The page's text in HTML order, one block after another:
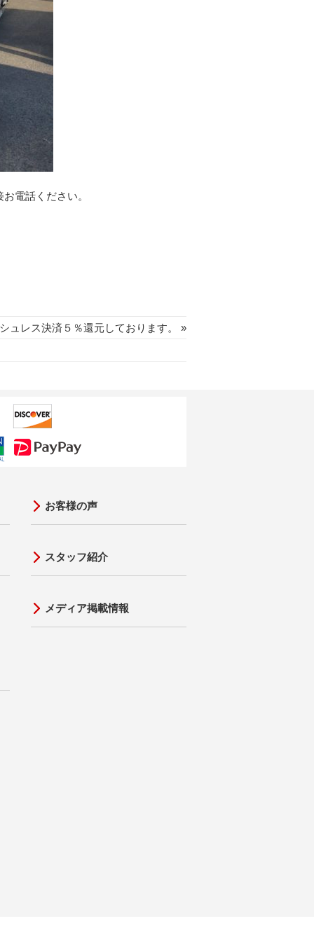
電話ください。
ュレス決済５％還元しております。 »
お客様の声
スタッフ紹介
メディア掲載情報